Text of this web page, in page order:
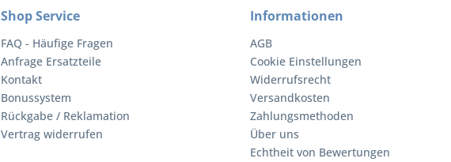
Shop Service
FAQ - Häufige Fragen
Anfrage Ersatzteile
Kontakt
Bonussystem
Rückgabe / Reklamation
Vertrag widerrufen
Informationen
AGB
Cookie Einstellungen
Widerrufsrecht
Versandkosten
Zahlungsmethoden
Über uns
Echtheit von Bewertungen